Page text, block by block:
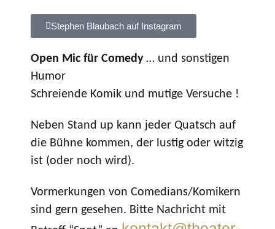
Stephen Blaubach auf Instagram
Open Mic für Comedy… und sonstigen
Humor
Schreiende Komik und mutige Versuche !
Neben Stand up kann jeder Quatsch auf
die Bühne kommen, der lustig oder witzig
ist (oder noch wird).
Vormerkungen von Comedians/Komikern
sind gern gesehen. Bitte Nachricht mit